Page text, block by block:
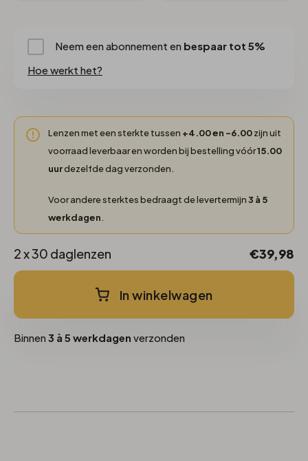
Neem een abonnement en bespaar tot 5%
Hoe werkt het?
Lenzen met een sterkte tussen +4.00 en -6.00zijn uit
voorraad leverbaar en worden bij bestelling vóór15.00
uurdezelfde dag verzonden.
Voor andere sterktes bedraagt de levertermijn3 à 5
werkdagen.
2 x 30 daglenzen €39,98
In winkelwagen
Binnen 3 à 5 werkdagen verzonden